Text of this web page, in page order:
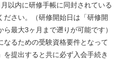
以内に研修手帳に同封されている
ださい。（研修開始日は「研修開
最大3ヶ月まで遡りが可能です）
なるための受験資格要件となって
提出すると共に必ず入会手続き